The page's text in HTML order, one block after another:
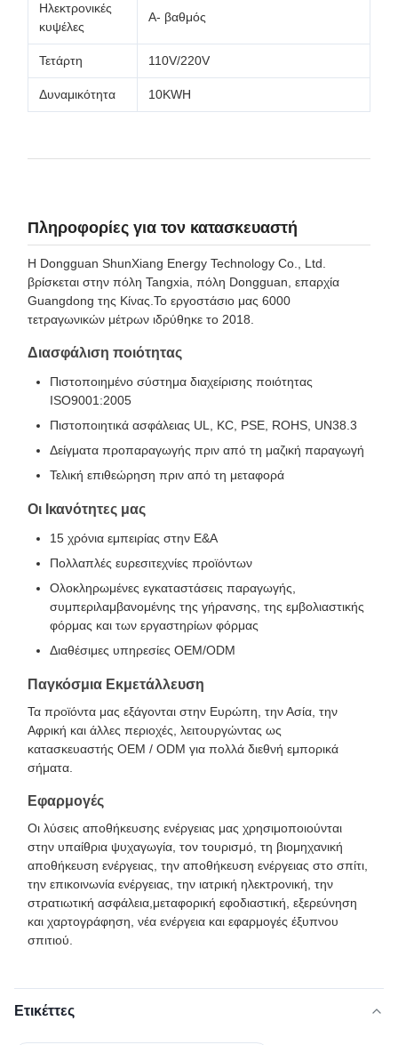
Ηλεκτρονικές
κυψέλες
Α- βαθμός
Τετάρτη 110V/220V
Δυναμικότητα 10KWH
Πληροφορίες για τον κατασκευαστή
Η Dongguan ShunXiang Energy Technology Co., Ltd.
βρίσκεται στην πόλη Tangxia, πόλη Dongguan, επαρχία
Guangdong της Κίνας.Το εργοστάσιο μας 6000
τετραγωνικών μέτρων ιδρύθηκε το 2018.
Διασφάλιση ποιότητας
Πιστοποιημένο σύστημα διαχείρισης ποιότητας
ISO9001:2005
Πιστοποιητικά ασφάλειας UL, KC, PSE, ROHS, UN38.3
Δείγματα προπαραγωγής πριν από τη μαζική παραγωγή
Τελική επιθεώρηση πριν από τη μεταφορά
Οι Ικανότητες μας
15 χρόνια εμπειρίας στην Ε&Α
Πολλαπλές ευρεσιτεχνίες προϊόντων
Ολοκληρωμένες εγκαταστάσεις παραγωγής,
συμπεριλαμβανομένης της γήρανσης, της εμβολιαστικής
φόρμας και των εργαστηρίων φόρμας
Διαθέσιμες υπηρεσίες OEM/ODM
Παγκόσμια Εκμετάλλευση
Τα προϊόντα μας εξάγονται στην Ευρώπη, την Ασία, την
Αφρική και άλλες περιοχές, λειτουργώντας ως
κατασκευαστής OEM / ODM για πολλά διεθνή εμπορικά
σήματα.
Εφαρμογές
Οι λύσεις αποθήκευσης ενέργειας μας χρησιμοποιούνται
στην υπαίθρια ψυχαγωγία, τον τουρισμό, τη βιομηχανική
αποθήκευση ενέργειας, την αποθήκευση ενέργειας στο σπίτι,
την επικοινωνία ενέργειας, την ιατρική ηλεκτρονική, την
στρατιωτική ασφάλεια,μεταφορική εφοδιαστική, εξερεύνηση
και χαρτογράφηση, νέα ενέργεια και εφαρμογές έξυπνου
σπιτιού.
Ετικέττες